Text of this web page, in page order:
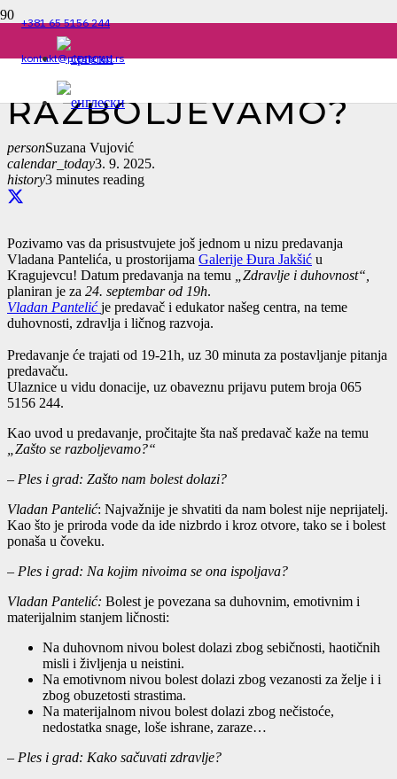
+381 65 5156 244
kontakt@plesigrad.rs
ZAŠTO SE
RAZBOLJEVAMO?
personSuzana Vujović
calendar_today3. 9. 2025.
history3 minutes reading
Pozivamo vas da prisustvujete još jednom u nizu predavanja
Vladana Pantelića, u prostorijama Galerije Đura Jakšić u
Kragujevcu! Datum predavanja na temu
„Zdravlje i duhovnost“,
planiran je za 24. septembar od 19h.
Vladan Pantelićje predavač i edukator našeg centra, na teme
duhovnosti, zdravlja i ličnog razvoja.
Predavanje će trajati od 19-21h, uz 30 minuta za postavljanje pitanja
predavaču.
Ulaznice u vidu donacije, uz obaveznu prijavu putem broja 065
5156 244.
Kao uvod u predavanje, pročitajte šta naš predavač kaže na temu
„Zašto se razboljevamo?“
– Ples i grad: Zašto nam bolest dolazi?
Vladan Pantelić: Najvažnije je shvatiti da nam bolest nije neprijatelj.
Kao što je priroda vode da ide nizbrdo i kroz otvore, tako se i bolest
ponaša u čoveku.
– Ples i grad: Na kojim nivoima se ona ispoljava?
Vladan Pantelić: Bolest je povezana sa duhovnim, emotivnim i
materijalnim stanjem ličnosti:
Na duhovnom nivou bolest dolazi zbog sebičnosti, haotičnih
misli i življenja u neistini.
Na emotivnom nivou bolest dolazi zbog vezanosti za želje i i
zbog obuzetosti strastima.
Na materijalnom nivou bolest dolazi zbog nečistoće,
nedostatka snage, loše ishrane, zaraze…
– Ples i grad: Kako sačuvati zdravlje?